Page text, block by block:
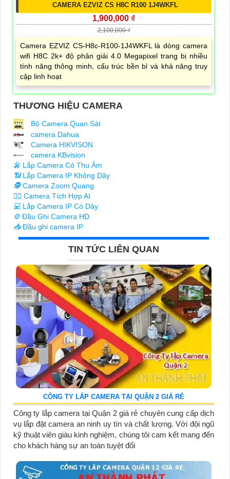
CAMERA EZVIZ CS H8C R100 1J4WKFL
1,900,000 ₫
2,100,000 ₫
Camera EZVIZ CS-H8c-R100-1J4WKFL là dòng camera
wifi H8C 2k+ độ phân giải 4.0 Megapixel trang bị nhiều
tính năng thông minh, cấu trúc bền bỉ và khả năng truy
cập linh hoạt
THƯƠNG HIỆU CAMERA
Bộ Camera Quan Sát
camera Dahua
Camera HIKVISON
camera KBvision
️🎤️ Lắp Camera Có Thu Âm
📶Lắp Camera IP Không Dây
🕵️Camera Zoom Quang
🧛‍♀️ Camera Tích Hợp AI
💻 Lắp Camera IP Có Dây
⚙️ Đầu Ghi Camera HD
📥Đầu ghi camera IP
TIN TỨC LIÊN QUAN
CÔNG TY LẮP CAMERA TẠI QUẬN 2 GIÁ RẺ
Công ty lắp camera tại Quận 2 giá rẻ chuyên cung cấp dịch
vụ lắp đặt camera an ninh uy tín và chất lượng. Với đội ngũ
kỹ thuật viên giàu kinh nghiệm, chúng tôi cam kết mang đến
cho khách hàng sự an toàn tuyệt đối